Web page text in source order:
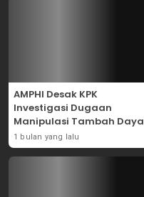
AMPHI Desak KPK
Investigasi Dugaan
Manipulasi Tambah Daya
Listrik di PLN
1 bulan yang lalu